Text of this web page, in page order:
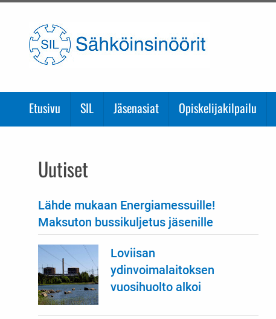
Etusivu SIL Jäsenasiat Opiskelijakilpailu
Uutiset
Lähde mukaan Energiamessuille!
Maksuton bussikuljetus jäsenille
Loviisan
ydinvoimalaitoksen
vuosihuolto alkoi